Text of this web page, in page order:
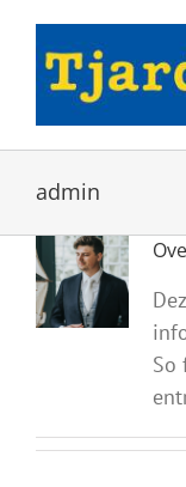
inhoud
admin
So